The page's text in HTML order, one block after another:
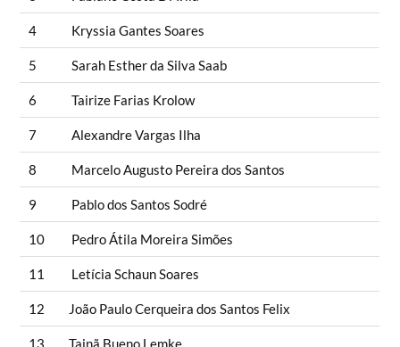
4 Kryssia Gantes Soares
5 Sarah Esther da Silva Saab
6 Tairize Farias Krolow
7 Alexandre Vargas Ilha
8 Marcelo Augusto Pereira dos Santos
9 Pablo dos Santos Sodré
10 Pedro Átila Moreira Simões
11 Letícia Schaun Soares
12 João Paulo Cerqueira dos Santos Felix
13 Tainã Bueno Lemke